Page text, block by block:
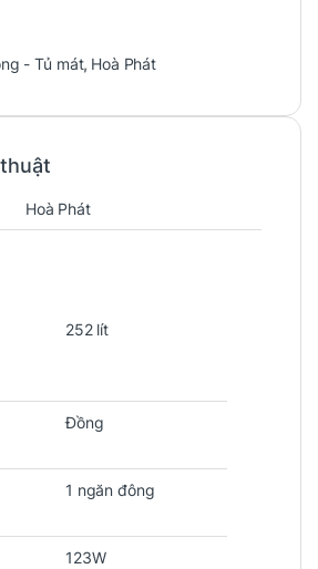
- Tủ mát, Hoà Phát
Hoà Phát
252 lít
Đồng
1 ngăn đông
123W